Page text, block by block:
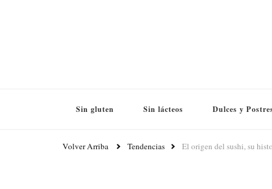
Sin gluten Sin lácteos Dulces y
Volver Arriba Tendencias El origen del sushi, su